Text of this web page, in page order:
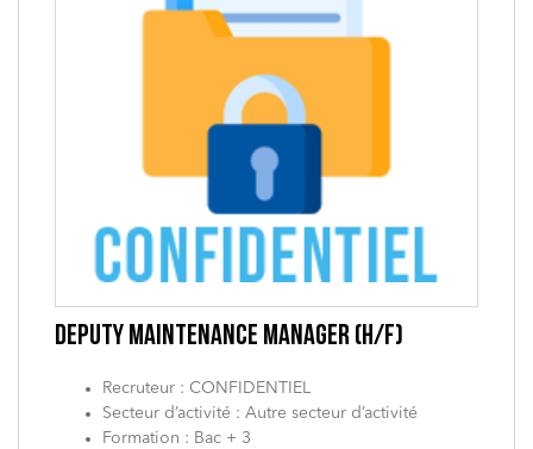
DEPUTY MAINTENANCE MANAGER (H/F)
Recruteur : CONFIDENTIEL
Secteur d’activité : Autre secteur d’activité
Formation : Bac + 3